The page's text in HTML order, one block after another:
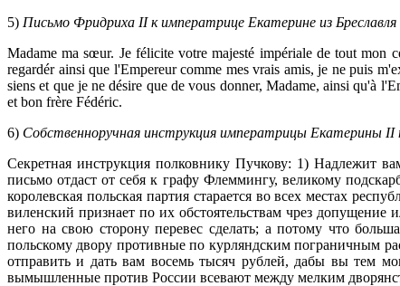
5) Письмо Фридриха II к императрице Екатерине из
Madame ma sœur. Je félicite votre majesté impériale de tout mon
regardér ainsi que l'Empereur comme mes vrais amis, je ne puis
siens et que je ne désire que de vous donner, Madame, ainsi qu'à
et bon frère Fédéric.
6) Собственноручная инструкция императрицы Екатерины II
Секретная инструкция полковнику Пучкову: 1) Надлежит
письмо отдаст от себя к графу Флеммингу, великому
королевская польская партия старается во всех местах
виленский признает по их обстоятельствам чрез
него на свою сторону перевес сделать; а потому что
польскому двору противные по курляндским пограничным
отправить и дать вам восемь тысяч рублей, дабы вы тем
вымышленные против России всевают между мелким